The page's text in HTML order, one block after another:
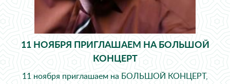
11 НОЯБРЯ ПРИГЛАШАЕМ НА БОЛЬШОЙ
КОНЦЕРТ
11 ноября приглашаем на БОЛЬШОЙ КОНЦЕРТ,